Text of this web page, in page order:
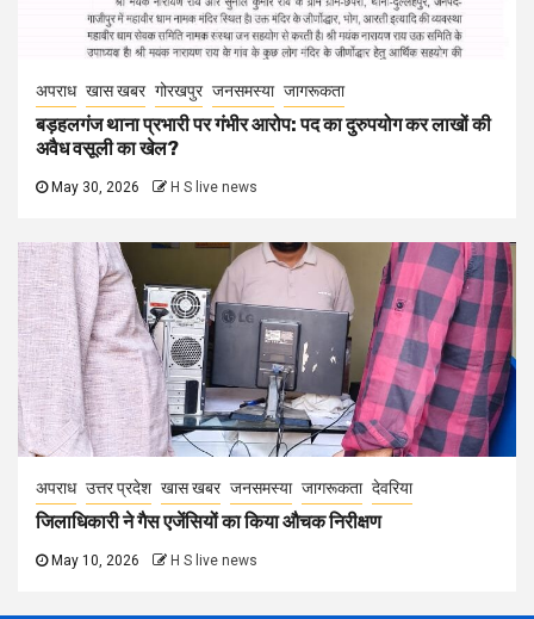
अपराध खास खबर गोरखपुर जनसमस्या जागरूकता
बड़हलगंज थाना प्रभारी पर गंभीर आरोप: पद का दुरुपयोग कर लाखों की
अवैध वसूली का खेल?
May 30, 2026 H S live news
अपराध उत्तर प्रदेश खास खबर जनसमस्या जागरूकता देवरिया
जिलाधिकारी ने गैस एजेंसियों का किया औचक निरीक्षण
May 10, 2026 H S live news